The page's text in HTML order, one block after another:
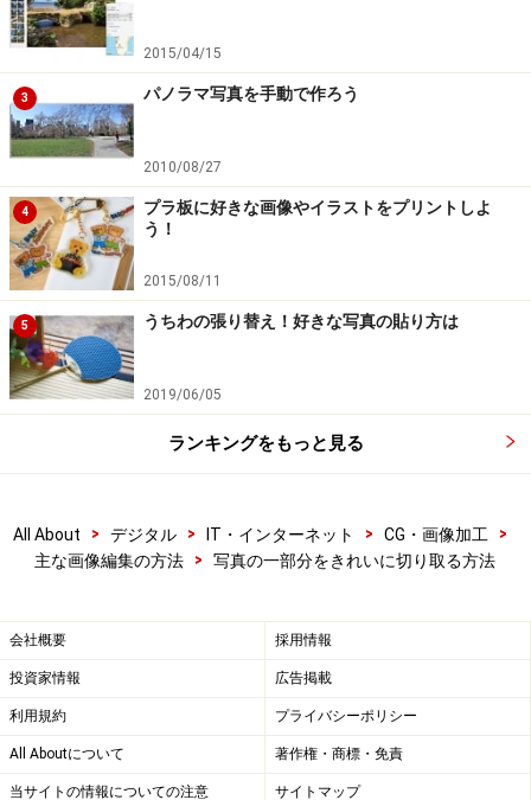
自動選択ツール
・自動選択ツール
クリックした地点の色に近い部分を自動的に選択範囲に
します。べた塗りに近い色の部分や、空を一気に選択す
るのに適しています。
クイック選択ツール
るだけで、自動的にソフトが輪郭を判断して選択範囲を
単な操作だけできれいに選択できる優秀なツールが装備
されています。
2015/04/15
3 パノラマ写真を手動で作ろう
2010/08/27
4
プラ板に好きな画像やイラストをプリントしよ
う！
2015/08/11
5 うちわの張り替え！好きな写真の貼り方は
2019/06/05
ランキングをもっと見る
All About > デジタル > IT・インターネット > CG・画像加工
>
主な画像編集の方法
> 写真の一部分をきれいに切り取る方法
会社概要 採用情報
投資家情報 広告掲載
利用規約 プライバシーポリシー
All Aboutについて 著作権・商標・免責
当サイトの情報についての注意 サイトマップ